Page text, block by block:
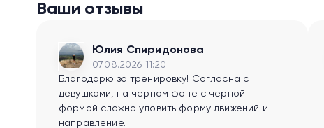
Ваши отзывы
Юлия Спиридонова
07.08.2026 11:20
Благодарю за тренировку! Согласна с
девушками, на черном фоне с черной
формой сложно уловить форму движений и
направление.